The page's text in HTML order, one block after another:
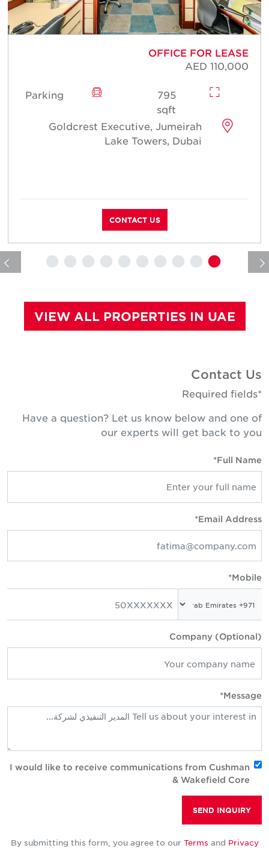
OFFICE FOR LEASE
AED 110,000
795
sqft
Parking
Goldcrest Executive, Jumeirah
Lake Towers, Dubai
CONTACT US
VIEW ALL PROPERTIES IN UAE
Contact Us
Have a question? Let us know below and one of
our experts will get back to you
Full Name*
Email Address*
Mobile*
Company (Optional)
Message*
I would like to receive communications from Cushman
& Wakefield Core
SEND INQUIRY
By submitting this form, you agree to ourTermsandPrivacy